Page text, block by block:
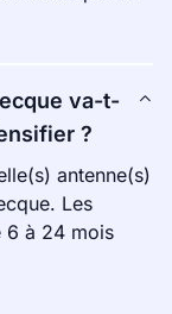
va-t-
?
antenne(s)
Les
6 à 24 mois